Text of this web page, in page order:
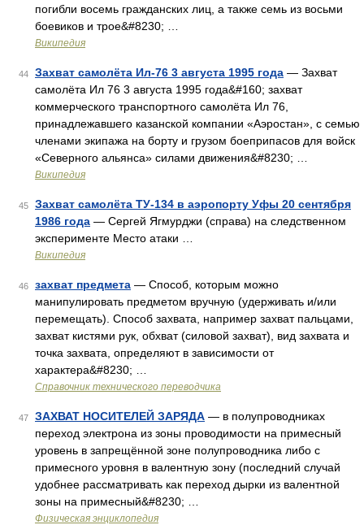
погибли восемь гражданских лиц, а также семь из восьми
боевиков и трое&#8230; …
Википедия
44 Захват самолёта Ил-76 3 августа 1995 года — Захват
самолёта Ил 76 3 августа 1995 года&#160; захват
коммерческого транспортного самолёта Ил 76,
принадлежавшего казанской компании «Аэростан», с семью
членами экипажа на борту и грузом боеприпасов для войск
«Северного альянса» силами движения&#8230; …
Википедия
45
Захват самолёта ТУ-134 в аэропорту Уфы 20 сентября
1986 года — Сергей Ягмурджи (справа) на следственном
эксперименте Место атаки …
Википедия
46 захват предмета — Способ, которым можно
манипулировать предметом вручную (удерживать и/или
перемещать). Способ захвата, например захват пальцами,
захват кистями рук, обхват (силовой захват), вид захвата и
точка захвата, определяют в зависимости от
характера&#8230; …
Справочник технического переводчика
47 ЗАХВАТ НОСИТЕЛЕЙ ЗАРЯДА — в полупроводниках
переход электрона из зоны проводимости на примесный
уровень в запрещённой зоне полупроводника либо с
примесного уровня в валентную зону (последний случай
удобнее рассматривать как переход дырки из валентной
зоны на примесный&#8230; …
Физическая энциклопедия